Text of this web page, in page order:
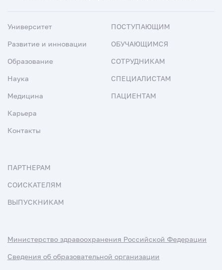
Университет
Развитие и инновации
Образование
Наука
Медицина
Карьера
Контакты
ПОСТУПАЮЩИМ
ОБУЧАЮЩИМСЯ
СОТРУДНИКАМ
СПЕЦИАЛИСТАМ
ПАЦИЕНТАМ
ПАРТНЕРАМ
СОИСКАТЕЛЯМ
ВЫПУСКНИКАМ
Министерство здравоохранения Российской Федерации
Сведения об образовательной организации